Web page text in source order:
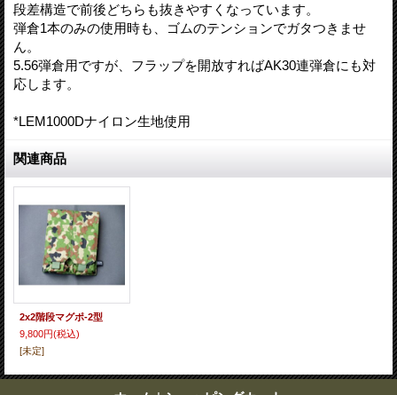
段差構造で前後どちらも抜きやすくなっています。
弾倉1本のみの使用時も、ゴムのテンションでガタつきませ
ん。
5.56弾倉用ですが、フラップを開放すればAK30連弾倉にも対
応します。
*LEM1000Dナイロン生地使用
関連商品
2x2階段マグポ-2型
9,800円(税込)
[未定]